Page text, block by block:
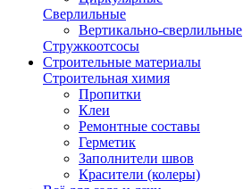
Сверлильные
Вертикально-сверлильные
Стружкоотсосы
Строительные материалы
Строительная химия
Пропитки
Клеи
Ремонтные составы
Герметик
Заполнители швов
Красители (колеры)